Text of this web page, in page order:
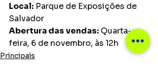
Local: Parque de Exposições de
Salvador
Abertura das vendas: Quarta-
feira, 6 de novembro, às 12h
Principais